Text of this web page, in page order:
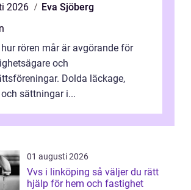
2026
Eva Sjöberg
rören mår är avgörande för
och
Dolda läckage,
sättningar i...
01 augusti 2026
Vvs i linköping så väljer du rätt
hjälp för hem och fastighet